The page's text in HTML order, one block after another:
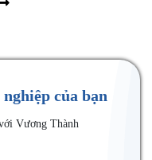
của bạn
Vương Thành